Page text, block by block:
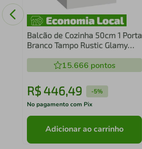
Balcão de Cozinha 50cm 1 Porta
Branco Tampo Rustic Glamy
15.666 pontos
R$ 446,49 -5%
No pagamento com Pix
Adicionar ao carrinho